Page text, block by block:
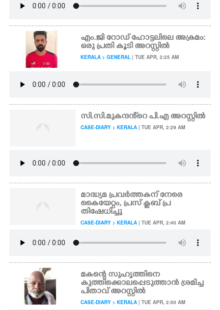
എം.ജി റോഡ് ഹോട്ടലിലെ അക്രമം:
ഒരു പ്രതി കൂടി അറസ്റ്റിൽ
KERALA > GENERAL | TUE APR, 2:25 AM
സി.സി.മുകന്ദൻ്റെ പി.എ അറസ്റ്റിൽ
CASE-DIARY > KERALA | TUE APR, 2:29 AM
മാദ്ധ്യമ പ്രവർത്തകന് നേരെ
കൈയേറ്റം, പ്രസ് ക്ലബ് പ്ര
തിഷേധിച്ചു
CASE-DIARY > KERALA | TUE APR, 2:40 AM
മകന്റെ സുഹൃത്തിനെ
കുത്തിക്കൊലപ്പെടുത്താൻ ശ്രമിച്ച
പിതാവ് അറസ്റ്റിൽ
CASE-DIARY > KERALA | TUE APR, 2:50 AM